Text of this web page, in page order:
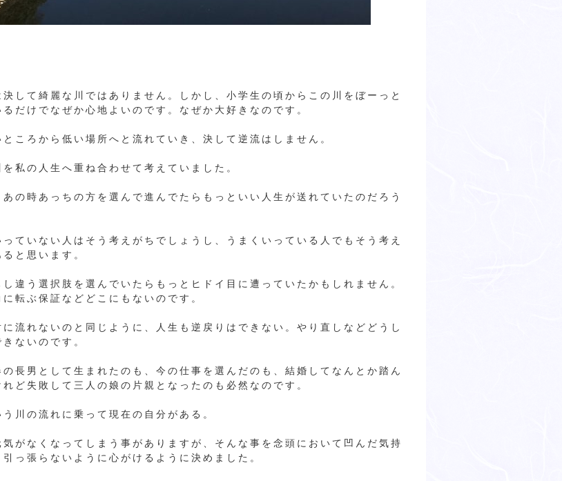
決して綺麗な川ではありません。しかし、小学生の頃からこの川をぼーっと
るだけでなぜか心地よいのです。なぜか大好きなのです。
ところから低い場所へと流れていき、決して逆流はしません。
を私の人生へ重ね合わせて考えていました。
あの時あっちの方を選んで進んでたらもっといい人生が送れていたのだろう
っていない人はそう考えがちでしょうし、うまくいっている人でもそう考え
と思います。
し違う選択肢を選んでいたらもっとヒドイ目に遭っていたかもしれません。
に転ぶ保証などどこにもないのです。
に流れないのと同じように、人生も逆戻りはできない。やり直しなどどうし
ないのです。
の長男として生まれたのも、今の仕事を選んだのも、結婚してなんとか踏ん
れど失敗して三人の娘の片親となったのも必然なのです。
う川の流れに乗って現在の自分がある。
気がなくなってしまう事がありますが、そんな事を念頭において凹んだ気持
引っ張らないように心がけるように決めました。